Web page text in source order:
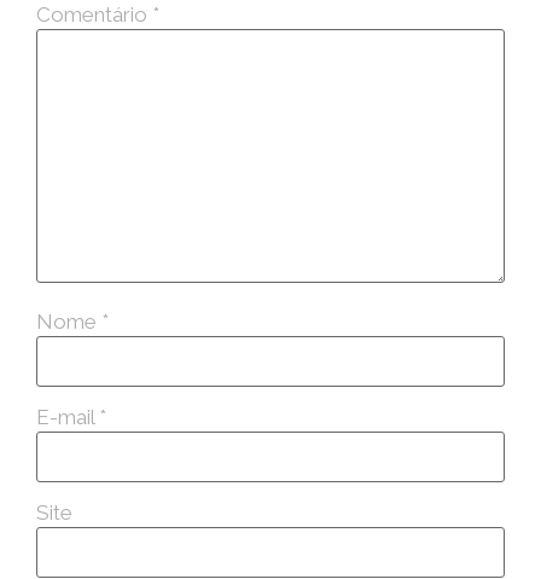
Comentário *
Nome *
E-mail *
Site